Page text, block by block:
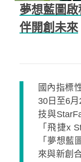
夢想藍圖啟
伴開創未來
國內指標
30日至6
技與
「飛捷x
「夢想藍
來與新創